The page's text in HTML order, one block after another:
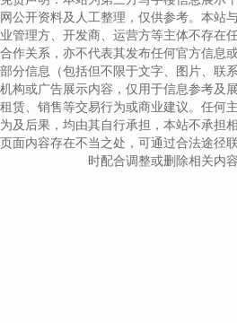
网公开资料及人工整理，仅供参考。本站
业管理方、开发商、运营方等主体不存在
合作关系，亦不代表其发布任何官方信息
部分信息（包括但不限于文字、图片、联
机构或广告展示内容，仅用于信息参考及
租赁、销售等交易行为或商业建议。任何
为及后果，均由其自行承担，本站不承担
页面内容存在不当之处，可通过合法途径
时配合调整或删除相关内